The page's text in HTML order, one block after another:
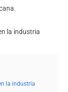
la industria
la industria